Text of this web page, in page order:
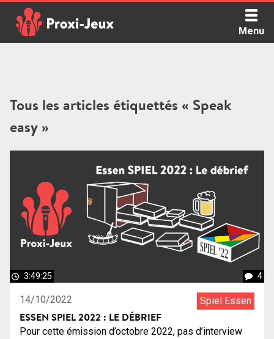
content
Menu
Tous les articles étiquettés « Speak
easy »
3:49:25 4
14/10/2022 Spiel Essen
ESSEN SPIEL 2022 : LE DÉBRIEF
Pour cette émission d’octobre 2022, pas d’interview